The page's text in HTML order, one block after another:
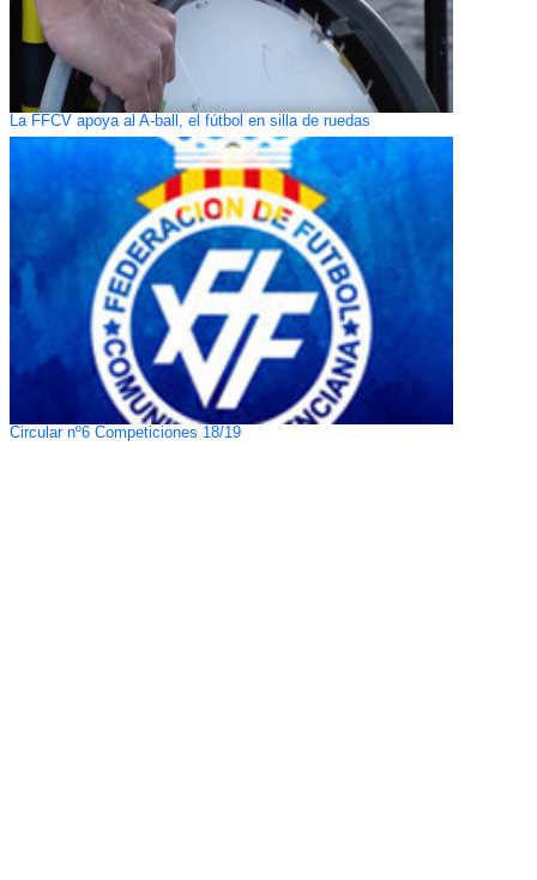
La FFCV apoya al A-ball, el fútbol en silla de ruedas
Circular nº6 Competiciones 18/19